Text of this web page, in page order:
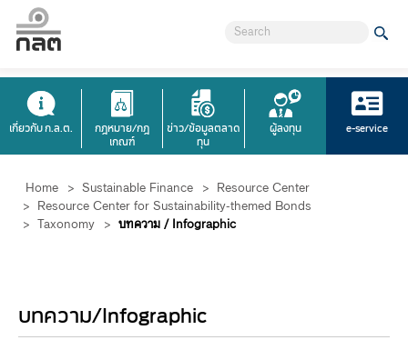
เกี่ยวกับ ก.ล.ต.
กฎหมาย/กฎ
เกณฑ์
ข่าว/ข้อมูลตลาด
ทุน
ผู้ลงทุน e-service
Home > Sustainable Finance > Resource Center
> Resource Center for Sustainability-themed Bonds
> Taxonomy > บทความ / Infographic
บทความ/Infographic